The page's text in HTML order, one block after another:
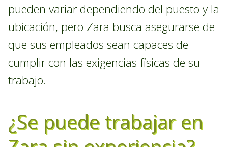
pueden variar dependiendo del puesto y la
ubicación, pero Zara busca asegurarse de
que sus empleados sean capaces de
cumplir con las exigencias físicas de su
trabajo.
¿Se puede trabajar en